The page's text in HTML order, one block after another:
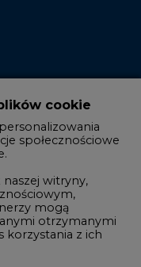
cookie
społecznościowe
witryny,
mogą
otrzymanymi
korzystania z ich